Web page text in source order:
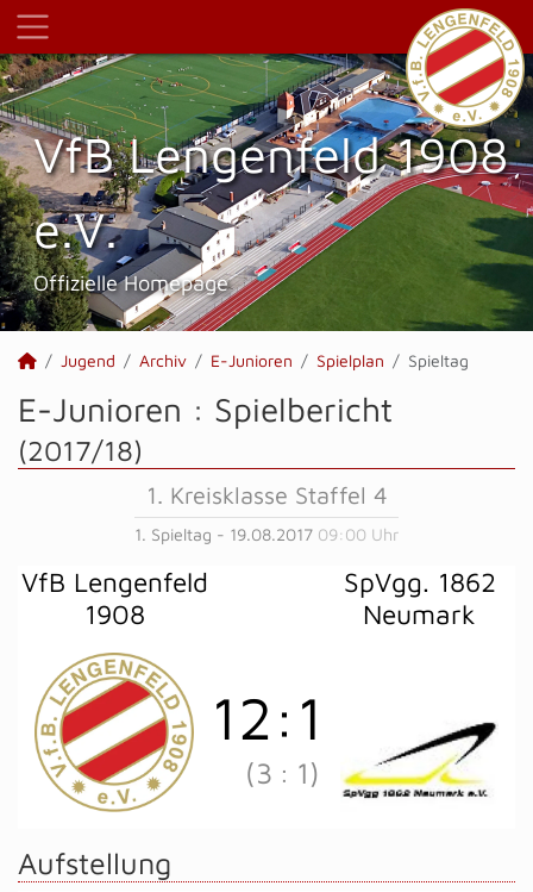
VfB Lengenfeld 1908
e.V.
Offizielle Homepage
Jugend Archiv E-Junioren Spielplan Spieltag
E-Junioren : Spielbericht
(2017/18)
1. Kreisklasse Staffel 4
1. Spieltag - 19.08.2017 09:00 Uhr
VfB Lengenfeld
1908
SpVgg. 1862
Neumark
12: 1
(3 : 1)
Aufstellung